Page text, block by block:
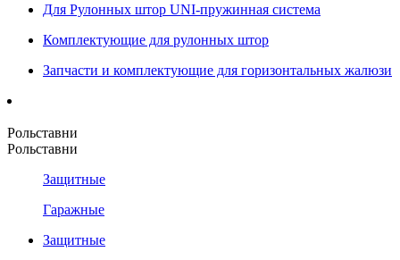
Для Рулонных штор UNI-пружинная система
Комплектующие для рулонных штор
Запчасти и комплектующие для горизонтальных жалюзи
Рольставни
Рольставни
Защитные
Гаражные
Защитные